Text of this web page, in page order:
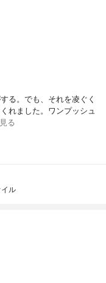
る。でも、それを凌ぐく
れました。ワンプッシュ
る
ル